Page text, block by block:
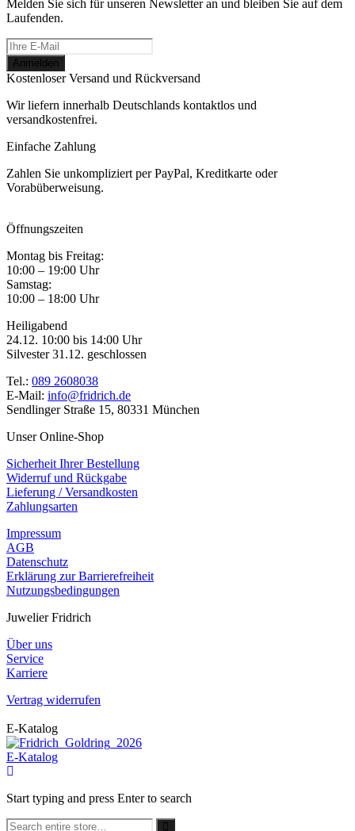
Melden Sie sich für unseren Newsletter an und bleiben Sie auf dem
Laufenden.
Kostenloser Versand und Rückversand
Wir liefern innerhalb Deutschlands kontaktlos und
versandkostenfrei.
Einfache Zahlung
Zahlen Sie unkompliziert per PayPal, Kreditkarte oder
Vorabüberweisung.
Öffnungszeiten
Montag bis Freitag:
10:00 – 19:00 Uhr
Samstag:
10:00 – 18:00 Uhr
Heiligabend
24.12. 10:00 bis 14:00 Uhr
Silvester 31.12. geschlossen
Tel.: 089 2608038
E-Mail: info@fridrich.de
Sendlinger Straße 15, 80331 München
Unser Online-Shop
Sicherheit Ihrer Bestellung
Widerruf und Rückgabe
Lieferung / Versandkosten
Zahlungsarten
Impressum
AGB
Datenschutz
Erklärung zur Barrierefreiheit
Nutzungsbedingungen
Juwelier Fridrich
Über uns
Service
Karriere
Vertrag widerrufen
E-Katalog
E-Katalog
Start typing and press Enter to search